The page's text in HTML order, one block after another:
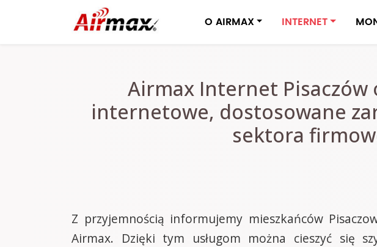
O AIRMAX INTERNET
Airmax Internet
internetowe, dostosowane
sektora
Z przyjemnością informujemy mieszkańców
Airmax. Dzięki tym usługom można cieszyć się